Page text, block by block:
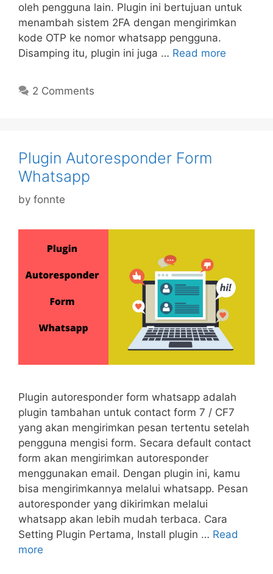
oleh pengguna lain. Plugin ini bertujuan untuk
menambah sistem 2FA dengan mengirimkan
kode OTP ke nomor whatsapp pengguna.
Disamping itu, plugin ini juga … Read more
2 Comments
Plugin Autoresponder Form
Whatsapp
by fonnte
Plugin autoresponder form whatsapp adalah
plugin tambahan untuk contact form 7 / CF7
yang akan mengirimkan pesan tertentu setelah
pengguna mengisi form. Secara default contact
form akan mengirimkan autoresponder
menggunakan email. Dengan plugin ini, kamu
bisa mengirimkannya melalui whatsapp. Pesan
autoresponder yang dikirimkan melalui
whatsapp akan lebih mudah terbaca. Cara
Setting Plugin Pertama, Install plugin … Read
more